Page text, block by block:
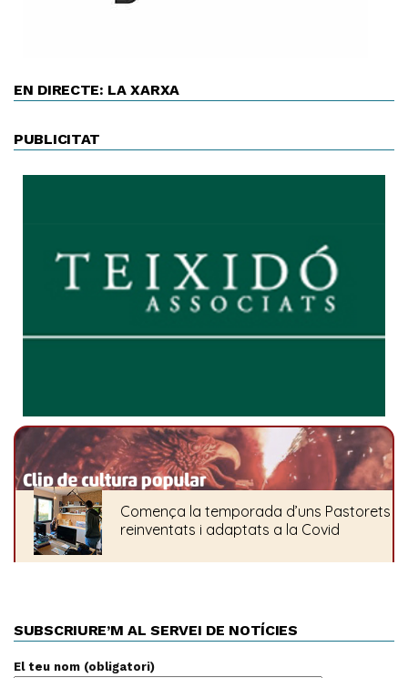
EN DIRECTE: LA XARXA
PUBLICITAT
SUBSCRIURE’M AL SERVEI DE NOTÍCIES
El teu nom (obligatori)